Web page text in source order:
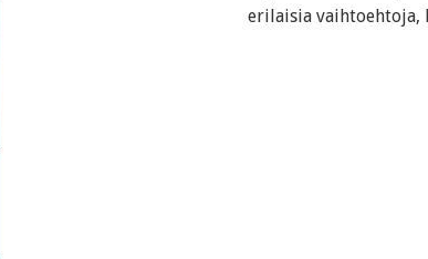
erilaisia vaihtoehtoja,